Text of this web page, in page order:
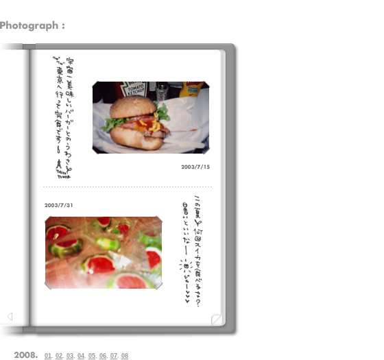
01. 02. 03. 04. 05. 06. 07. 08